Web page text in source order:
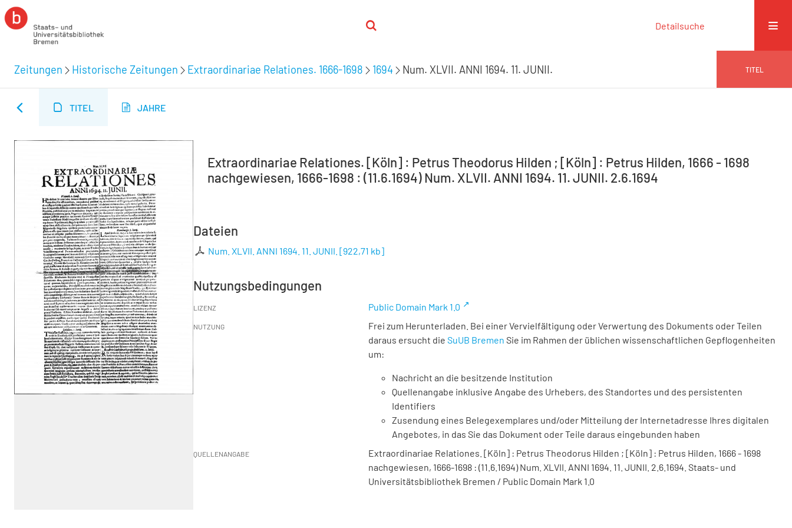
Detailsuche
Zeitungen Historische Zeitungen Extraordinariae Relationes. 1666-1698 1694 Num. XLVII. ANNI 1694. 11. JUNII. TITEL
TITEL JAHRE
Extraordinariae Relationes. [Köln] : Petrus Theodorus Hilden ; [Köln] : Petrus Hilden, 1666 - 1698
nachgewiesen, 1666-1698 : (11.6.1694) Num. XLVII. ANNI 1694. 11. JUNII. 2.6.1694
Dateien
Num. XLVII. ANNI 1694. 11. JUNII. [922,71 kb]
Nutzungsbedingungen
LIZENZ Public Domain Mark 1.0
NUTZUNG
Frei zum Herunterladen. Bei einer Vervielfältigung oder Verwertung des Dokuments oder Teilen
daraus ersucht die SuUB Bremen Sie im Rahmen der üblichen wissenschaftlichen Gepflogenheiten
um:
Nachricht an die besitzende Institution
Quellenangabe inklusive Angabe des Urhebers, des Standortes und des persistenten
Identifiers
Zusendung eines Belegexemplares und/oder Mitteilung der Internetadresse Ihres digitalen
Angebotes, in das Sie das Dokument oder Teile daraus eingebunden haben
QUELLENANGABE
Extraordinariae Relationes. [Köln] : Petrus Theodorus Hilden ; [Köln] : Petrus Hilden, 1666 - 1698
nachgewiesen, 1666-1698 : (11.6.1694) Num. XLVII. ANNI 1694. 11. JUNII. 2.6.1694. Staats- und
Universitätsbibliothek Bremen / Public Domain Mark 1.0